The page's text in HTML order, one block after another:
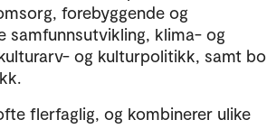
forebyggende og
samfunnsutvikling, klima- og
og kulturpolitikk, samt
flerfaglig, og kombinerer ulike